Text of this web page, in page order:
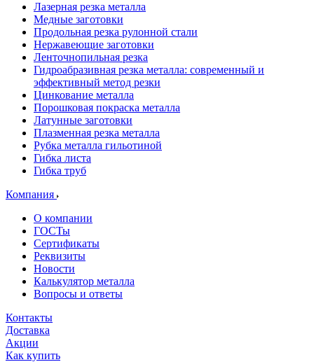
Лазерная резка металла
Медные заготовки
Продольная резка рулонной стали
Нержавеющие заготовки
Ленточнопильная резка
Гидроабразивная резка металла: современный и
эффективный метод резки
Цинкование металла
Порошковая покраска металла
Латунные заготовки
Плазменная резка металла
Рубка металла гильотиной
Гибка листа
Гибка труб
Компания
О компании
ГОСТы
Сертификаты
Реквизиты
Новости
Калькулятор металла
Вопросы и ответы
Контакты
Доставка
Акции
Как купить